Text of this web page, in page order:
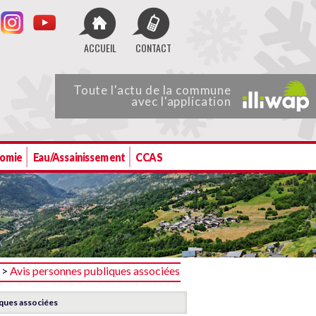
ACCUEIL CONTACT
Toute l'actu de la commune
avec l'application
Eau/Assainissement CCAS
> Avis personnes publiques associées
associées